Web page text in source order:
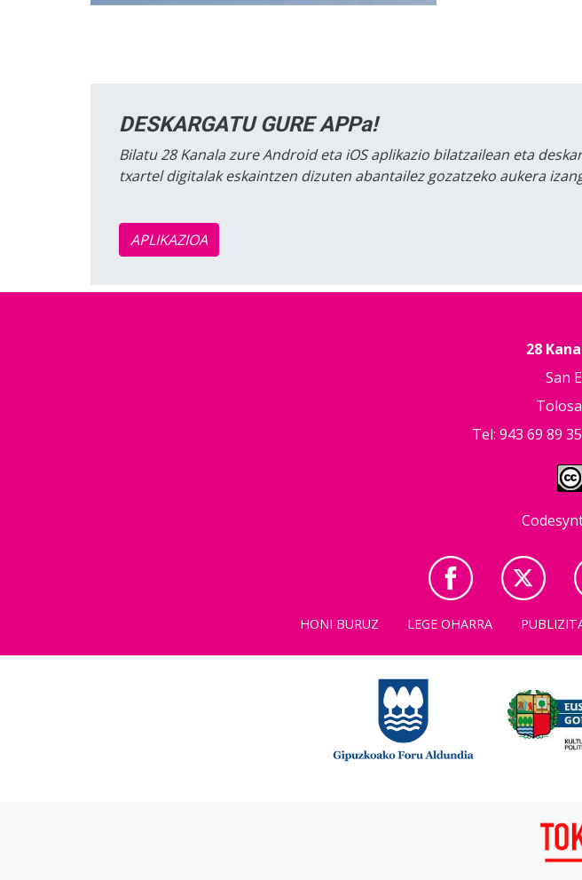
DESKARGATU GURE APPa!
Bilatu 28 Kanala zure Android eta iOS aplikazio bilatzailean eta
txartel digitalak eskaintzen dizuten abantailez gozatzeko aukera
APLIKAZIOA
28
San
Tel: 943 69 89
HONI BURUZ LEGE OHARRA